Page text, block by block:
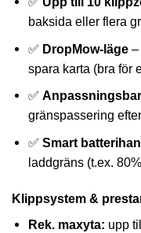
baksida eller flera
✅ DropMow-läge –
spara karta (bra för
✅
gränspassering
✅ Smart
laddgräns (t.ex.
Klippsystem &
Rek. maxyta: upp